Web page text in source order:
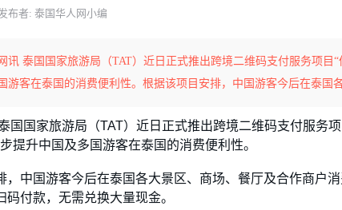
布者: 泰国华人网小编
讯 泰国国家旅游局（TAT）近日正式推出跨境二维码支付服务项目
游客在泰国的消费便利性。根据该项目安排，中国游客今后在泰国
国国家旅游局（TAT）近日正式推出跨境二维码支付服务
提升中国及多国游客在泰国的消费便利性。
，中国游客今后在泰国各大景区、商场、餐厅及合作商户
码付款，无需兑换大量现金。